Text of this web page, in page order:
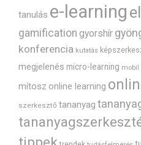
tanulás e-learning
gamification gyorshír
konferencia kutatás
megjelenés micro-learning mobil
mítosz online learning
szerkesztő tananyag